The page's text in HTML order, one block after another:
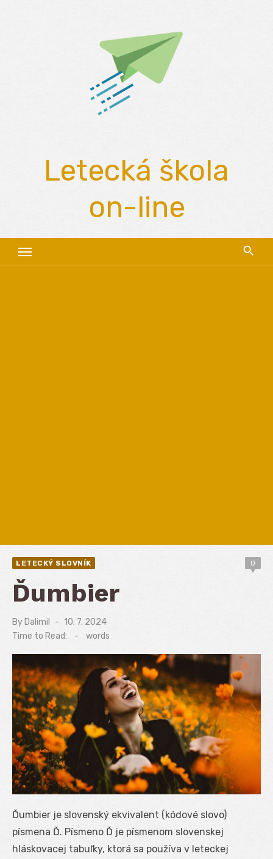
Letecká škola
on-line
LETECKÝ SLOVNÍK 0
Ďumbier
By Dalimil
Posted
on
10. 7. 2024
Time to Read:
- words
Ďumbier je slovenský ekvivalent (kódové slovo)
písmena Ď. Písmeno Ď je písmenom slovenskej
hláskovacej tabuľky, ktorá sa používa v leteckej